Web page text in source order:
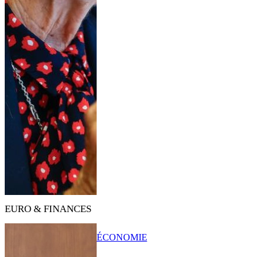
EURO & FINANCES
ÉCONOMIE